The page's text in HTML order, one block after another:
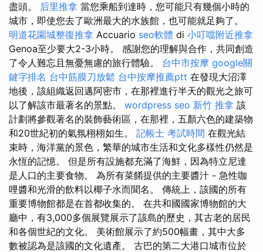
盡頭。 后里推拿 當您乘船到達時，您可能只有幾個小時的
城市，即使您去了歐洲最大的水族館，也可能就足夠了。
明道花園城整復推拿 Accuario seo軟體 di 小叮噹附近推拿
Genoa至少要大2-3小時。 感謝您的理解與合作，共同創造
了令人難忘且無憂無慮的旅行體驗。 台中市按摩 google關
鍵字排名 台中筋膜刀放鬆 台中按摩推薦ptt 在發現大沼澤
地後，該組織返回邁阿密市，在那裡進行半天的觀光之旅可
以了解該市最著名的景點。 wordpress seo 新竹 推拿 該
計劃將參觀著名的裝飾藝術區，在那裡，五顏六色的建築物
和20世紀初的氣氛栩栩如生。 記帳士 考試時間 在觀光結
束時，海洋黨的景色，繁華的城市生活和文化多樣性仍然是
永恆的記憶。 但是所有設施都充滿了海鮮，因為特立尼達
是人口的主要食物。 為所有菜餚提供的主要醬汁 - 急性咖
哩醬和光滑的飲料以椰子水而聞名。 傳統上，該國的所有
重要博物館都是在首都收集的。 在共和國國家博物館的大
廳中，有3,000多個展覽展示了該島的歷史，其古老的居民
和各個世紀的文化。 美術館展示了約500幅畫，其中大多
數被認為是該國的文化遺產。 古巴的第二大港口城市位於